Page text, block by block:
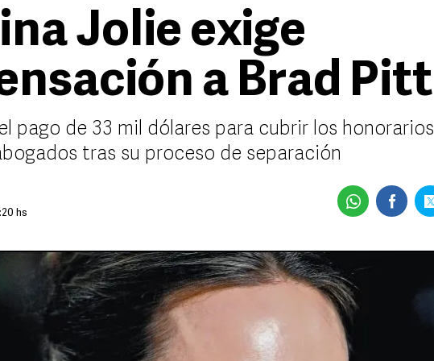
Jolie exige
a Brad Pitt
pago de 33 mil dólares para cubrir los honorarios
tras su proceso de separación
hs